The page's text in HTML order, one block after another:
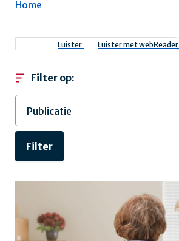
Kruimelpad
Home
Luister Luister met webReader
Filter op: